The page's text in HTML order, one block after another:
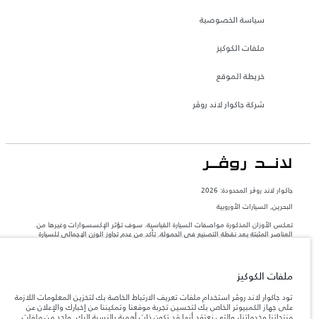
سياسة الخصوصية
ملفات الكوكيز
خريطة الموقع
شركة جاكوار لاند روڤر
جاكوار لاند روڨر المحدودة: 2026
البحرين, السيارات الأوروبية
تعكس الأوزان المذكورة مواصفات السيارة القياسية. سوف تؤثر الإكسسوارات وغيرها من
العناصر المثبتة بعد نقطة التصنيع في الحمولة. تأكد من عدم تجاوز الوزن الإجمالي للسيارة
المعلومات والمواصفات والأسعار والألوان المذكورة على هذا الموقع قد تختلف من بلد إلى
آخر، كما أنّها قد تتغير بدون إشعار مسبق. الرجاء التواصل مع وكيلنا المحلي للتأكد من توفّرها
والتحقق من الأسعار.
ملفات الكوكيز
تود جاكوار لاند روڤر استخدام ملفات تعريف الارتباط الخاصة بك لتخزين المعلومات اللازمة
على جهاز الكمبيوتر الخاص بك لتحسين تجربة موقعنا وتمكيننا من إخبارك والإعلان عن